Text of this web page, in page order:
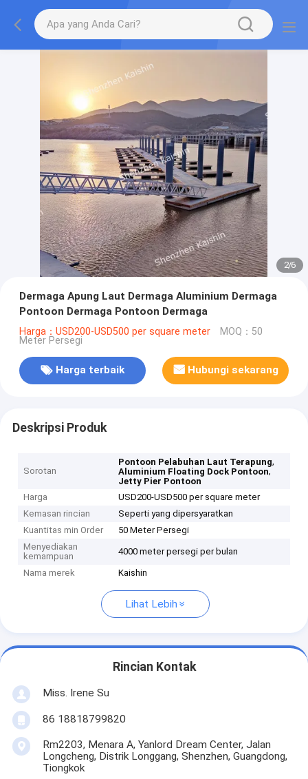
2/6
Dermaga Apung Laut Dermaga Aluminium Dermaga
Pontoon Dermaga Pontoon Dermaga
Harga：USD200-USD500 per square meter MOQ：50
Meter Persegi
Harga terbaik Hubungi sekarang
Deskripsi Produk
Sorotan
Pontoon Pelabuhan Laut Terapung,
Aluminium Floating Dock Pontoon,
Jetty Pier Pontoon
Harga
USD200-USD500 per square meter
Kemasan rincian
Seperti yang dipersyaratkan
Kuantitas min Order
50 Meter Persegi
Menyediakan
kemampuan
4000 meter persegi per bulan
Nama merek Kaishin
Lihat Lebih
Rincian Kontak
Miss. Irene Su
86 18818799820
Rm2203, Menara A, Yanlord Dream Center, Jalan
Longcheng, Distrik Longgang, Shenzhen, Guangdong,
Tiongkok